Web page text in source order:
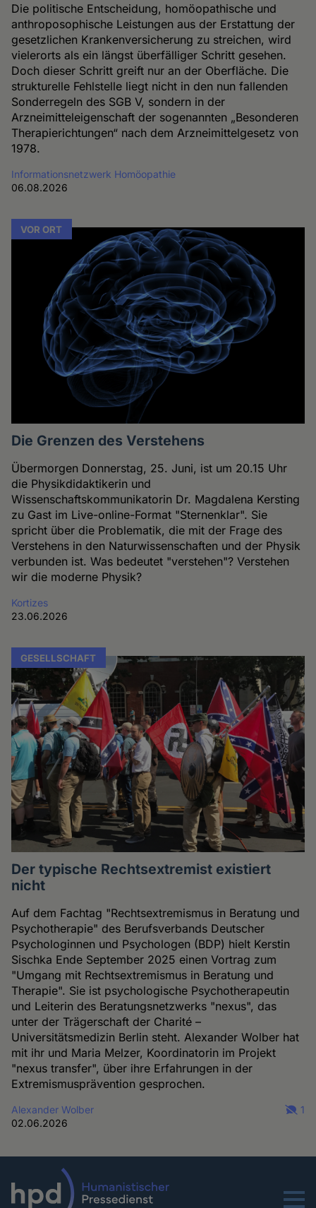
Die politische Entscheidung, homöopathische und
anthroposophische Leistungen aus der Erstattung der
gesetzlichen Krankenversicherung zu streichen, wird
vielerorts als ein längst überfälliger Schritt gesehen.
Doch dieser Schritt greift nur an der Oberfläche. Die
strukturelle Fehlstelle liegt nicht in den nun fallenden
Sonderregeln des SGB V, sondern in der
Arzneimitteleigenschaft der sogenannten „Besonderen
Therapierichtungen“ nach dem Arzneimittelgesetz von
1978.
Informationsnetzwerk Homöopathie
06.08.2026
VOR ORT
Die Grenzen des Verstehens
Übermorgen Donnerstag, 25. Juni, ist um 20.15 Uhr
die Physikdidaktikerin und
Wissenschaftskommunikatorin Dr. Magdalena Kersting
zu Gast im Live-online-Format "Sternenklar". Sie
spricht über die Problematik, die mit der Frage des
Verstehens in den Naturwissenschaften und der Physik
verbunden ist. Was bedeutet "verstehen"? Verstehen
wir die moderne Physik?
Kortizes
23.06.2026
GESELLSCHAFT
Der typische Rechtsextremist existiert
nicht
Auf dem Fachtag "Rechtsextremismus in Beratung und
Psychotherapie" des Berufsverbands Deutscher
Psychologinnen und Psychologen (BDP) hielt Kerstin
Sischka Ende September 2025 einen Vortrag zum
"Umgang mit Rechtsextremismus in Beratung und
Therapie". Sie ist psychologische Psychotherapeutin
und Leiterin des Beratungsnetzwerks "nexus", das
unter der Trägerschaft der Charité –
Universitätsmedizin Berlin steht. Alexander Wolber hat
mit ihr und Maria Melzer, Koordinatorin im Projekt
"nexus transfer", über ihre Erfahrungen in der
Extremismusprävention gesprochen.
Alexander Wolber
02.06.2026
1
Menu